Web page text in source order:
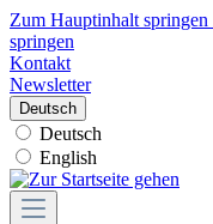
Zum Hauptinhalt springen
springen
Kontakt
Newsletter
Deutsch
Deutsch
English